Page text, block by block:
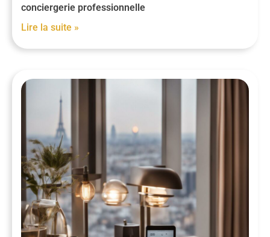
conciergerie professionnelle
Lire la suite »